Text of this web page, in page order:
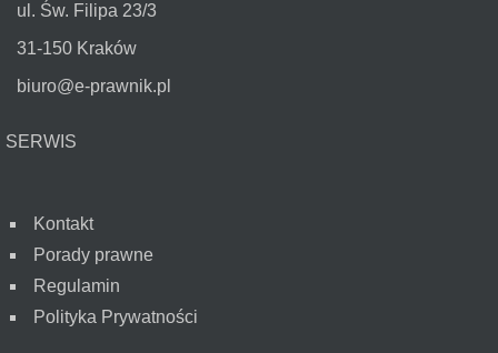
ul. Św. Filipa 23/3
31-150 Kraków
biuro@e-prawnik.pl
SERWIS
Kontakt
Porady prawne
Regulamin
Polityka Prywatności